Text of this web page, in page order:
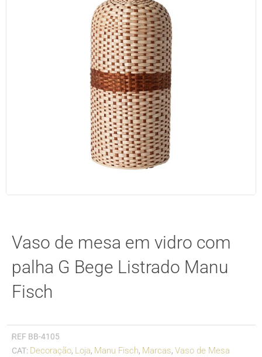
Vaso de mesa em vidro com
palha G Bege Listrado Manu
Fisch
REF BB-4105
CAT: Decoração, Loja, Manu Fisch, Marcas, Vaso de Mesa